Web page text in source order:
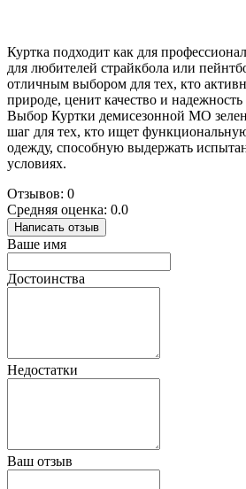
Куртка подходит как для
для любителей страйкбола или
отличным выбором для тех, кто
природе, ценит качество и
Выбор Куртки демисезонной МО
шаг для тех, кто ищет
одежду, способную выдержать
условиях.
Отзывов: 0
Средняя оценка: 0.0
Написать отзыв
Ваше имя
Достоинства
Недостатки
Ваш отзыв